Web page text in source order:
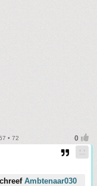
• 72
Ambtenaar030